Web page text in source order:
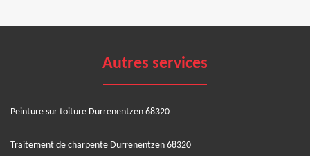
Autres services
Peinture sur toiture Durrenentzen 68320
Traitement de charpente Durrenentzen 68320